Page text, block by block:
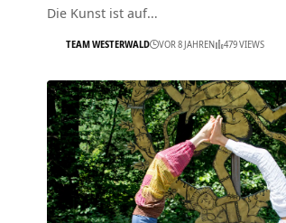
Die Kunst ist auf…
TEAM WESTERWALD VOR 8 JAHREN 479 VIEWS